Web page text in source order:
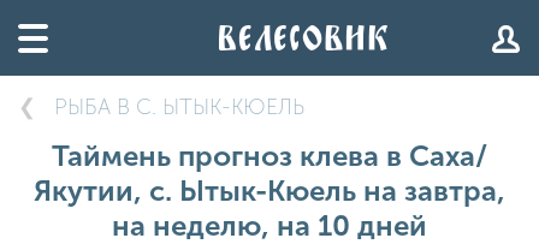
РЫБА В С. ЫТЫК-КЮЕЛЬ
Таймень прогноз клева в Саха/
Якутии, с. Ытык-Кюель на завтра,
на неделю, на 10 дней